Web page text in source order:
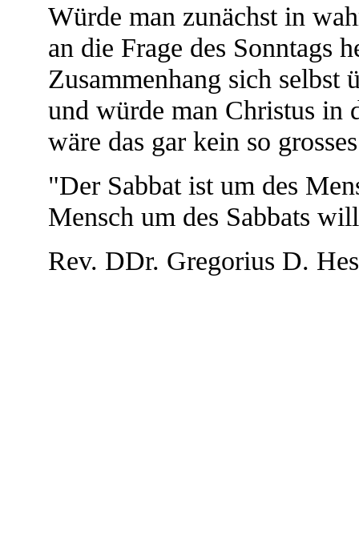
Würde man zunächst in
an die Frage des Sonntags
Zusammenhang sich selbst
und würde man Christus in
wäre das gar kein so
"Der Sabbat ist um des
Mensch um des Sabbats
Rev. DDr. Gregorius D.